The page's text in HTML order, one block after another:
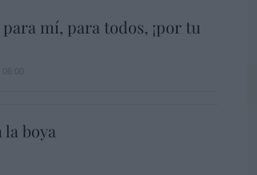
mí, para todos, ¡por tu
boya